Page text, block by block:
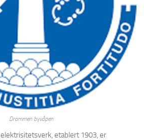
Drammen byvåpen
elektrisitetsverk, etablert 1903, er